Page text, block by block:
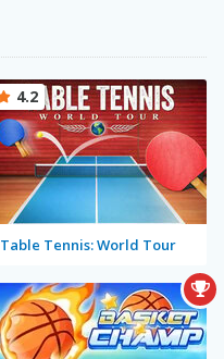
Table Tennis: World Tour
4.2